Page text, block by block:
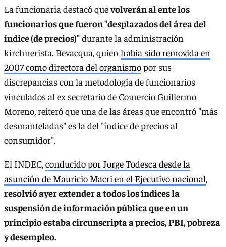
La funcionaria destacó quevolverán al ente los
funcionarios que fueron "desplazados del área del
índice (de precios)"durante la administración
kirchnerista. Bevacqua, quien había sido removida en
2007 como directora del organismopor sus
discrepancias con la metodología de funcionarios
vinculados al ex secretario de Comercio Guillermo
Moreno, reiteró que una de las áreas que encontró "más
desmanteladas" es la del "índice de precios al
consumidor".
El INDEC,conducido por Jorge Todesca desde la
asunción de Mauricio Macri en el Ejecutivo nacional,
resolvió ayer extender a todos los índices la
suspensión de información pública que en un
principio estaba circunscripta a precios, PBI, pobreza
y desempleo.